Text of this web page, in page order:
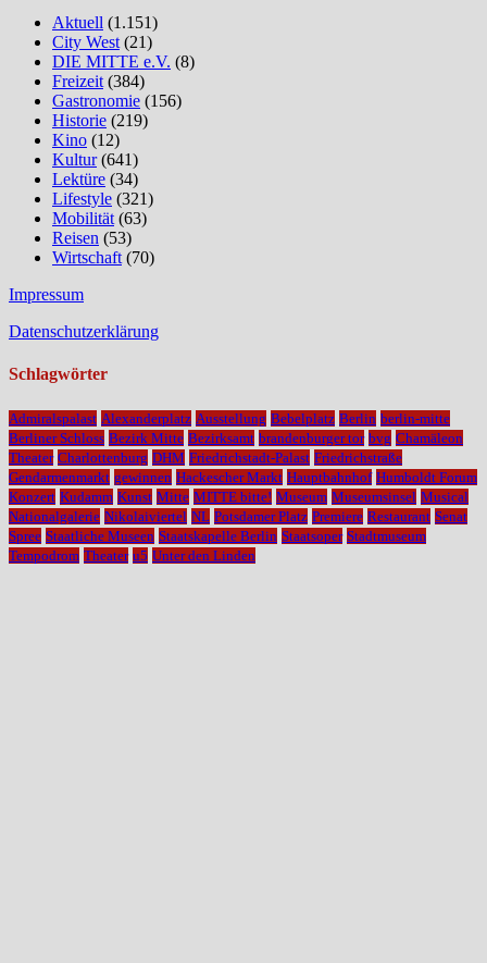
Aktuell (1.151)
City West (21)
DIE MITTE e.V. (8)
Freizeit (384)
Gastronomie (156)
Historie (219)
Kino (12)
Kultur(641)
Lektüre (34)
Lifestyle (321)
Mobilität (63)
Reisen (53)
Wirtschaft (70)
Impressum
Datenschutzerklärung
Schlagwörter
Admiralspalast Alexanderplatz Ausstellung Bebelplatz Berlin berlin-mitte
Berliner Schloss Bezirk Mitte Bezirksamt brandenburger tor bvg Chamäleon
Theater Charlottenburg DHM Friedrichstadt-Palast Friedrichstraße
Gendarmenmarkt gewinnen Hackescher Markt Hauptbahnhof Humboldt Forum
Konzert Kudamm Kunst Mitte MITTE bitte! Museum Museumsinsel Musical
Nationalgalerie Nikolaiviertel NL Potsdamer Platz Premiere Restaurant Senat
Spree Staatliche Museen Staatskapelle Berlin Staatsoper Stadtmuseum
Tempodrom Theater u5 Unter den Linden